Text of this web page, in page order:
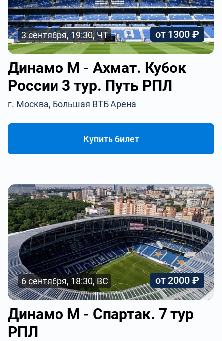
3 сентября, 19:30, ЧТ от 1300 ₽
Динамо М - Ахмат. Кубок
России 3 тур. Путь РПЛ
г. Москва, Большая ВТБ Арена
Купить билет
6 сентября, 18:30, ВС от 2000 ₽
Динамо М - Спартак. 7 тур
РПЛ